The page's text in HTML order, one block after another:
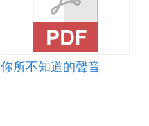
你所不知道的聲音